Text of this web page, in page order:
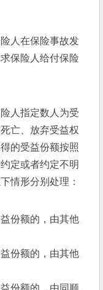
人在保险事故发
保险人给付保险
人指定数人为受
亡、放弃受益权
的受益份额按照
定或者约定不明
情形分别处理：
份额的，由其他
份额的，由其他
份额的，由同顺